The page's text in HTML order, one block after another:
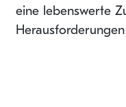
eine lebenswerte